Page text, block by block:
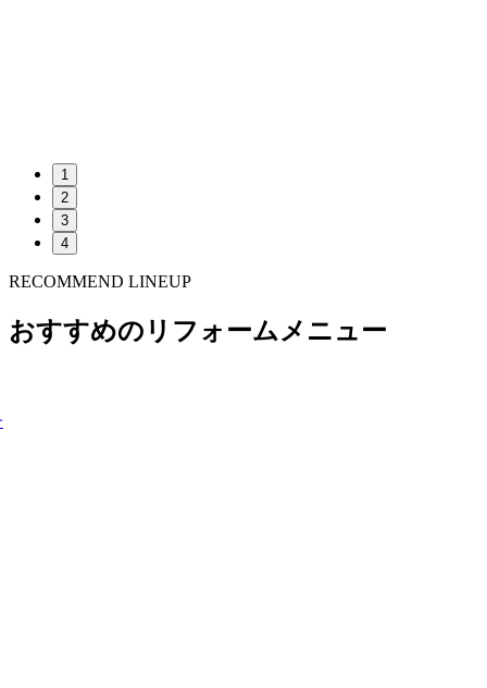
1
2
3
4
RECOMMEND LINEUP
おすすめのリフォームメニュー